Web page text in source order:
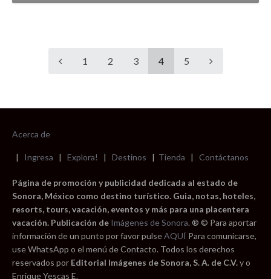
1 2 3 4 5
Acerca de
| Ingresa | Explora! | Destinos | Tienda | Contáctanos
Página de promoción y publicidad dedicada al estado de
Sonora, México como destino turístico. Guia, notas, hoteles,
resorts, tours, vacación, eventos y más para una placentera
vacación. Publicación de Imágenes de Sonora. ® © Para aportar
información de un punto por favor pulseAQUÍ Para comunicarse,
use WhatsApp o el menú de Contacto. Todos los derechos
reservados por Editorial Imágenes de Sonora, S. A. de C.V.y o
Enrique Yescas E.